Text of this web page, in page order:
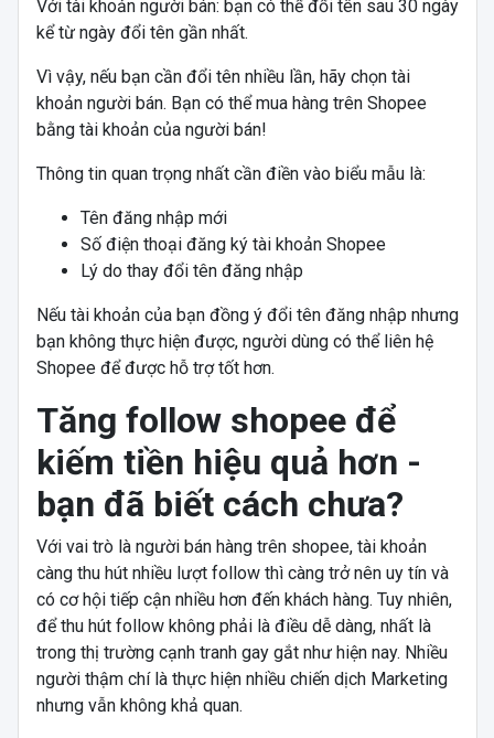
Với tài khoản người bán: bạn có thể đổi tên sau 30 ngày
kể từ ngày đổi tên gần nhất.
Vì vậy, nếu bạn cần đổi tên nhiều lần, hãy chọn tài
khoản người bán. Bạn có thể mua hàng trên Shopee
bằng tài khoản của người bán!
Thông tin quan trọng nhất cần điền vào biểu mẫu là:
Tên đăng nhập mới
Số điện thoại đăng ký tài khoản Shopee
Lý do thay đổi tên đăng nhập
Nếu tài khoản của bạn đồng ý đổi tên đăng nhập nhưng
bạn không thực hiện được, người dùng có thể liên hệ
Shopee để được hỗ trợ tốt hơn.
Tăng follow shopee để
kiếm tiền hiệu quả hơn -
bạn đã biết cách chưa?
Với vai trò là người bán hàng trên shopee, tài khoản
càng thu hút nhiều lượt follow thì càng trở nên uy tín và
có cơ hội tiếp cận nhiều hơn đến khách hàng. Tuy nhiên,
để thu hút follow không phải là điều dễ dàng, nhất là
trong thị trường cạnh tranh gay gắt như hiện nay. Nhiều
người thậm chí là thực hiện nhiều chiến dịch Marketing
nhưng vẫn không khả quan.